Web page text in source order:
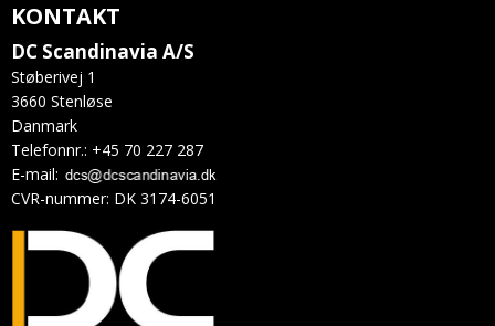
KONTAKT
DC Scandinavia A/S
Støberivej 1
3660 Stenløse
Danmark
Telefonnr.: +45 70 227 287
E-mail:
CVR-nummer: DK 3174-6051